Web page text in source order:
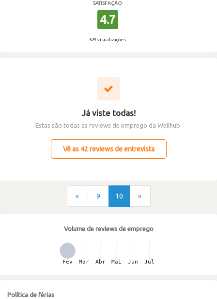
SATISFAÇÃO
4.7
629 visualizações
Já viste todas!
Estas são todas as reviews de emprego da Wellhub.
Vê as 42 reviews de entrevista
« 9 10 »
Volume de reviews de emprego
Política de férias